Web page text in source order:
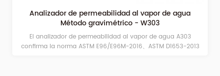
Analizador de permeabilidad al vapor de agua
Método gravimétrico - W303
El analizador de permeabilidad al vapor de agua A303
confirma la norma ASTM E96/E96M-2016、ASTM D1653-2013